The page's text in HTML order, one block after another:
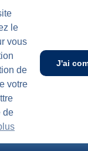
le
vous
de
votre
de
J'ai